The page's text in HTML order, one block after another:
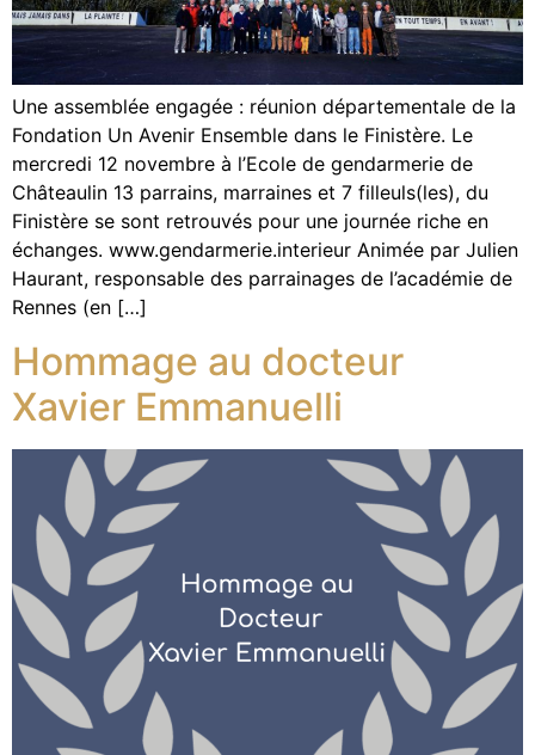
Une assemblée engagée : réunion départementale de la
Fondation Un Avenir Ensemble dans le Finistère. Le
mercredi 12 novembre à l’Ecole de gendarmerie de
Châteaulin 13 parrains, marraines et 7 filleuls(les), du
Finistère se sont retrouvés pour une journée riche en
échanges. www.gendarmerie.interieur Animée par Julien
Haurant, responsable des parrainages de l’académie de
Rennes (en […]
Hommage au docteur
Xavier Emmanuelli